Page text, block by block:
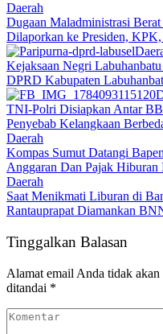
Daerah
Dugaan Maladministrasi
Dilaporkan ke Presiden,
Kejaksaan Negri
DPRD Kabupaten
TNI-Polri Disiapkan Antar
Penyebab Kelangkaan
Daerah
Kompas Sumut Datangi
Anggaran Dan Pajak Hiburan
Daerah
Saat Menikmati Liburan di
Rantauprapat Diamankan
Tinggalkan Balasan
Alamat email Anda tidak
ditandai *